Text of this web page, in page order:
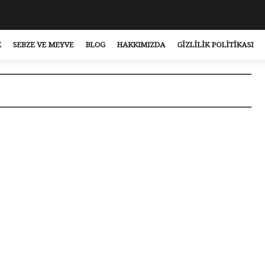
SEBZE VE MEYVE BLOG HAKKIMIZDA GIZLILIK POLITIKASI